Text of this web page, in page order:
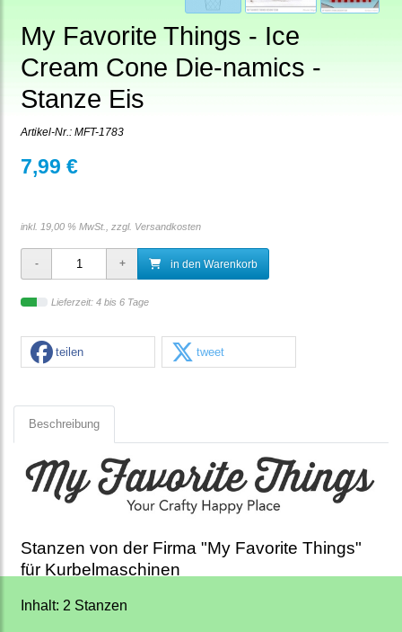
My Favorite Things - Ice
Cream Cone Die-namics -
Stanze Eis
Artikel-Nr.: MFT-1783
7,99 €
inkl. 19,00 % MwSt., zzgl. Versandkosten
in den Warenkorb
Lieferzeit: 4 bis 6 Tage
teilen tweet
Beschreibung
Stanzen von der Firma "My Favorite Things"
für Kurbelmaschinen
Inhalt: 2 Stanzen